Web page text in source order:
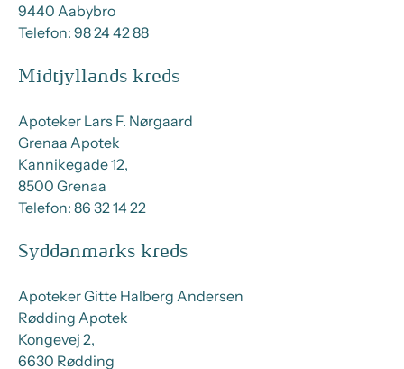
9440 Aabybro
Telefon: 98 24 42 88
Midtjyllands kreds
Apoteker Lars F. Nørgaard
Grenaa Apotek
Kannikegade 12,
8500 Grenaa
Telefon: 86 32 14 22
Syddanmarks kreds
Apoteker Gitte Halberg Andersen
Rødding Apotek
Kongevej 2,
6630 Rødding